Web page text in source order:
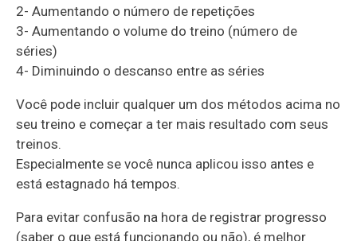
2- Aumentando o número de repetições
3- Aumentando o volume do treino (número de
séries)
4- Diminuindo o descanso entre as séries
Você pode incluir qualquer um dos métodos acima no
seu treino e começar a ter mais resultado com seus
treinos.
Especialmente se você nunca aplicou isso antes e
está estagnado há tempos.
Para evitar confusão na hora de registrar progresso
(saber o que está funcionando ou não), é melhor